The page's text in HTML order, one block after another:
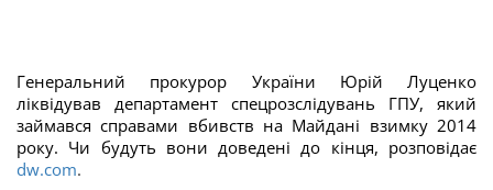
Генеральний прокурор України Юрій Луценко
ліквідував департамент спецрозслідувань ГПУ, який
займався справами вбивств на Майдані взимку 2014
року. Чи будуть вони доведені до кінця, розповідає
dw.com.